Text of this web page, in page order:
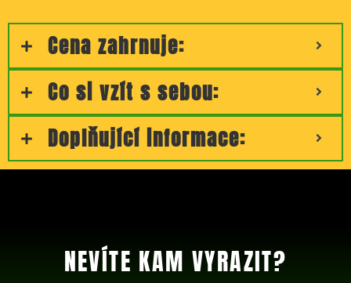
Cena zahrnuje:
Co si vzít s sebou:
Doplňující informace:
NEVÍTE KAM VYRAZIT?